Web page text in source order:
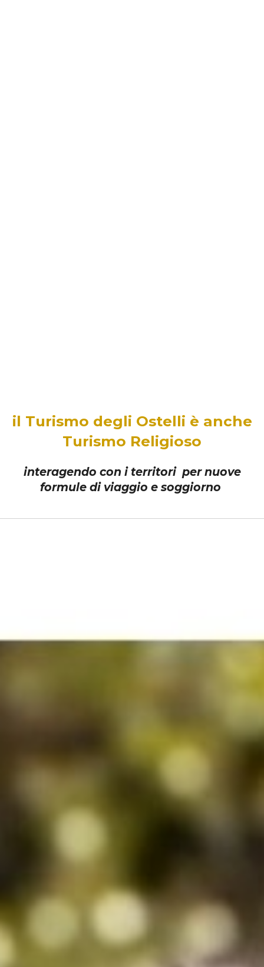
il Turismo degli Ostelli è anche
Turismo Religioso
interagendo con i territori per nuove
formule di viaggio e soggiorno